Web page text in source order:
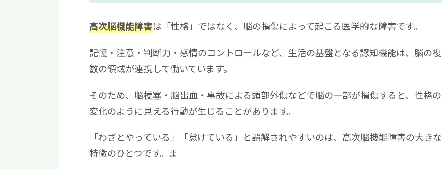
高次脳機能障害は「性格」ではなく、脳の損傷によって起こる医学的な障害です。
記憶・注意・判断力・感情のコントロールなど、生活の基盤となる認知機能は、脳の複
数の領域が連携して働いています。
そのため、脳梗塞・脳出血・事故による頭部外傷などで脳の一部が損傷すると、性格の
変化のように見える行動が生じることがあります。
「わざとやっている」「怠けている」と誤解されやすいのは、高次脳機能障害の大きな
特徴のひとつです。ま